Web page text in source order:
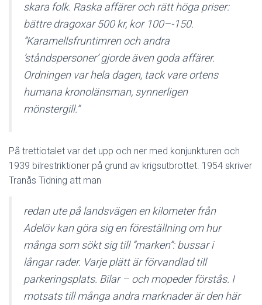
skara folk. Raska affärer och rätt höga priser:
bättre dragoxar 500 kr, kor 100–-150.
”Karamellsfruntimren och andra
’ståndspersoner’ gjorde även goda affärer.
Ordningen var hela dagen, tack vare ortens
humana kronolänsman, synnerligen
mönstergill.”
På trettiotalet var det upp och ner med konjunkturen och
1939 bilrestriktioner på grund av krigsutbrottet. 1954 skriver
Tranås Tidning att man
redan ute på landsvägen en kilometer från
Adelöv kan göra sig en föreställning om hur
många som sökt sig till ”marken”: bussar i
långar rader. Varje plätt är förvandlad till
parkeringsplats. Bilar – och mopeder förstås. I
motsats till många andra marknader är den här